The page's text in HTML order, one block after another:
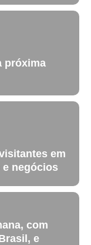
próxima
em
negócios
com
e